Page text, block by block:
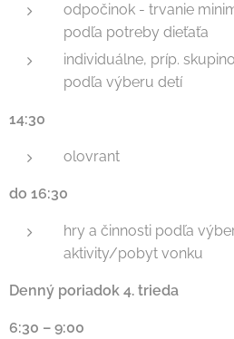
odpočinok - trvanie
podľa potreby dieťaťa
individuálne, príp.
podľa výberu detí
14:30
olovrant
do 16:30
hry a činnosti podľa
aktivity/pobyt vonku
Denný poriadok 4. trieda
6:30 – 9:00